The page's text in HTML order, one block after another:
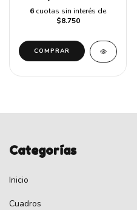
6 cuotas sin interés de
$8.750
Categorías
Inicio
Cuadros